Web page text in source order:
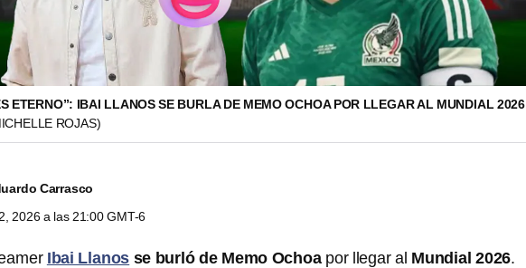
ETERNO”: IBAI LLANOS SE BURLA DE MEMO OCHOA POR LLEGAR AL MUNDIAL 2026
ROJAS)
Carrasco
2026 a las 21:00 GMT-6
Ibai Llanos se burló de Memo Ochoa por llegar al Mundial 2026.